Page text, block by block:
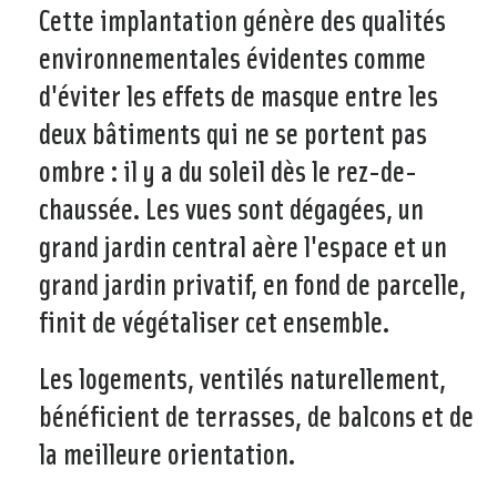
Cette implantation génère des qualités
environnementales évidentes comme
d'éviter les effets de masque entre les
deux bâtiments qui ne se portent pas
ombre : il y a du soleil dès le rez-de-
chaussée. Les vues sont dégagées, un
grand jardin central aère l'espace et un
grand jardin privatif, en fond de parcelle,
finit de végétaliser cet ensemble.
Les logements, ventilés naturellement,
bénéficient de terrasses, de balcons et de
la meilleure orientation.